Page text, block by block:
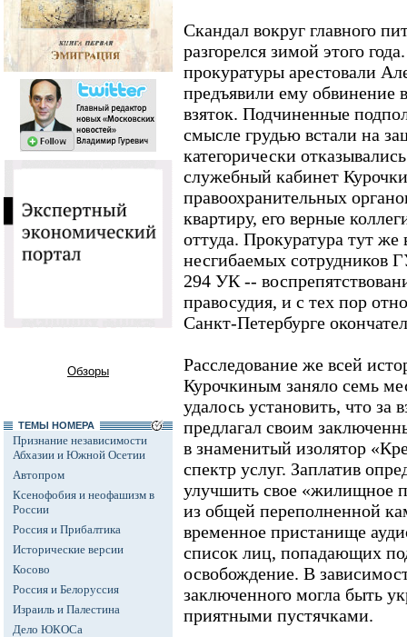
Обзоры
ТЕМЫ НОМЕРА
Признание независимости
Абхазии и Южной Осетии
Автопром
Ксенофобия и неофашизм в
России
Россия и Прибалтика
Исторические версии
Косово
Россия и Белоруссия
Израиль и Палестина
Дело ЮКОСа
Скандал вокруг главного
разгорелся зимой этого
прокуратуры арестовали
предъявили ему обвинение
взяток. Подчиненные
смысле грудью встали на
категорически
служебный кабинет
правоохранительных
квартиру, его верные
оттуда. Прокуратура тут же
несгибаемых сотрудников
294 УК --
правосудия, и с тех пор
Санкт-Петербурге
Расследование же всей
Курочкиным заняло семь
удалось установить, что за
предлагал своим
в знаменитый изолятор
спектр услуг. Заплатив
улучшить свое «жилищное
из общей переполненной
временное пристанище
список лиц, попадающих
освобождение. В
заключенного могла быть
приятными пустячками.